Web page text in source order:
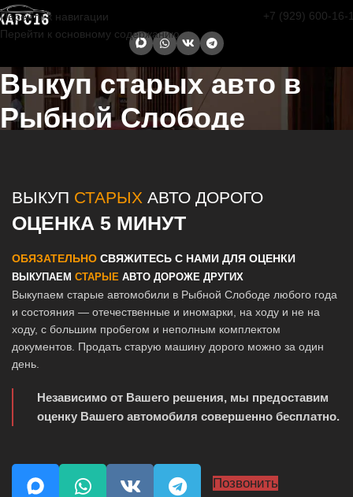
Перейти к навигации
Перейти к основному содержанию
+7 (929) 600-16-
Выкуп старых авто в
Рыбной Слободе
ВЫКУП СТАРЫХ АВТО ДОРОГО
ОЦЕНКА 5 МИНУТ
ОБЯЗАТЕЛЬНО СВЯЖИТЕСЬ С НАМИ ДЛЯ ОЦЕНКИ
ВЫКУПАЕМ СТАРЫЕ АВТО ДОРОЖЕ ДРУГИХ
Выкупаем старые автомобили в Рыбной Слободе любого года
и состояния — отечественные и иномарки, на ходу и не на
ходу, с большим пробегом и неполным комплектом
документов. Продать старую машину дорого можно за один
день.
Независимо от Вашего решения, мы предоставим
оценку Вашего автомобиля совершенно бесплатно.
Позвонить